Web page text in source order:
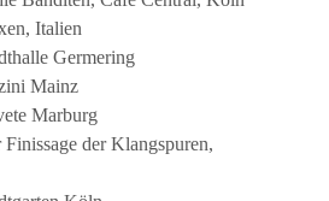
Italien
Germering
Mainz
Marburg
der Klangspuren,